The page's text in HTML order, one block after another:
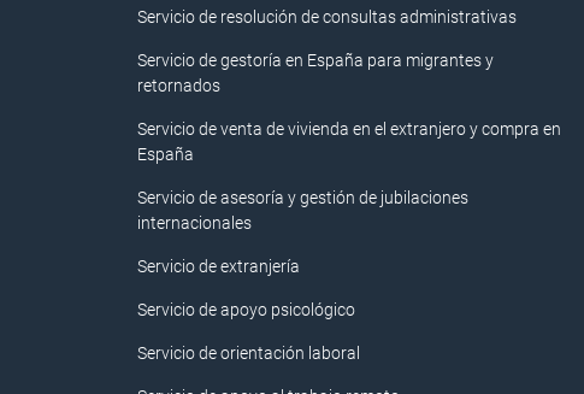
Servicio de resolución de consultas administrativas
Servicio de gestoría en España para migrantes y
retornados
Servicio de venta de vivienda en el extranjero y compra en
España
Servicio de asesoría y gestión de jubilaciones
internacionales
Servicio de extranjería
Servicio de apoyo psicológico
Servicio de orientación laboral